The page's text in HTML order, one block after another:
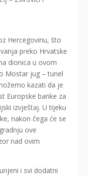
Hercegovinu, što
preko Hrvatske
dionica u ovom
Mostar jug – tunel
kazati da je
Europske banke za
izvještaj. U tijeku
nakon čega će se
ove
nad ovim
i svi dodatni